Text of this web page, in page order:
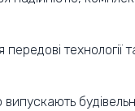
технології